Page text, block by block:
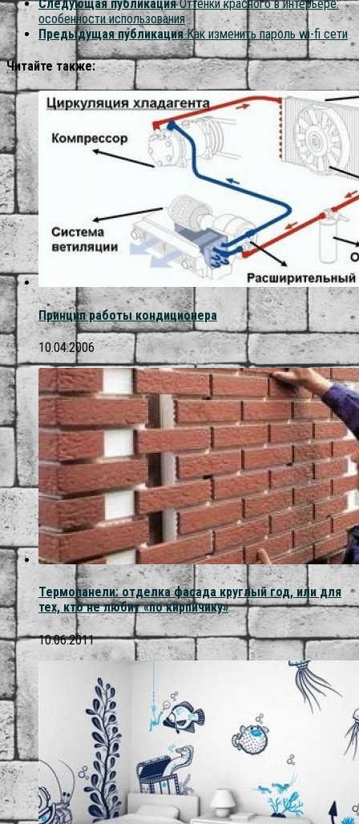
Следующая публикация Оттенки красного в интерьере:
особенности использования
Предыдущая публикация Как изменить пароль wi-fi сети
Читайте также:
Принцип работы кондиционера
10.04.2006
Термопанели: отделка фасада круглый год, или для
тех, кто не любит «по кирпичику»
10.06.2011